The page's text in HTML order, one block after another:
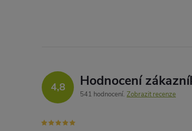
4,8 Hodnocení
541 hodnocení Zobrazit recenze